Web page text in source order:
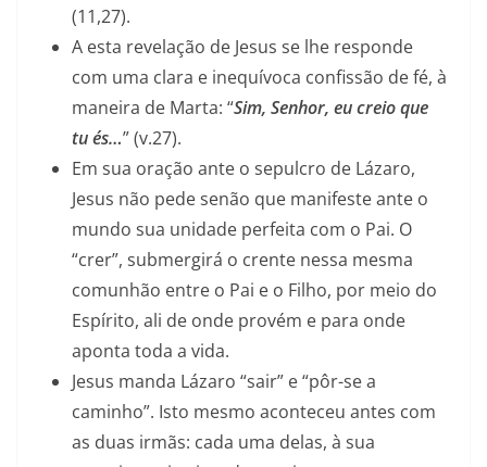
(11,27).
A esta revelação de Jesus se lhe responde
com uma clara e inequívoca confissão de fé, à
maneira de Marta: “Sim, Senhor, eu creio que
tu és…” (v.27).
Em sua oração ante o sepulcro de Lázaro,
Jesus não pede senão que manifeste ante o
mundo sua unidade perfeita com o Pai. O
“crer”, submergirá o crente nessa mesma
comunhão entre o Pai e o Filho, por meio do
Espírito, ali de onde provém e para onde
aponta toda a vida.
Jesus manda Lázaro “sair” e “pôr-se a
caminho”. Isto mesmo aconteceu antes com
as duas irmãs: cada uma delas, à sua